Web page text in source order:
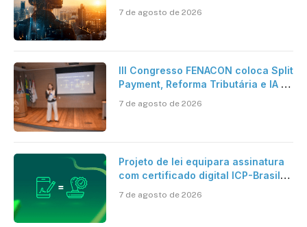
pesquisa científica revela a
verdadeira era da inteligência
7 de agosto de 2026
III Congresso FENACON coloca Split
Payment, Reforma Tributária e IA no
centro dos debates
7 de agosto de 2026
Projeto de lei equipara assinatura
com certificado digital ICP-Brasil
cartório
7 de agosto de 2026